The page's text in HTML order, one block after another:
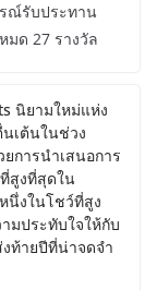
ณ์รับประทาน
มด 27 รางวัล
นิยามใหม่แห่ง
เต้นในช่วง
การนำเสนอการ
สูงที่สุดใน
นึ่งในโชว์ที่สูง
มประทับใจให้กับ
ท้ายปีที่น่าจดจำ